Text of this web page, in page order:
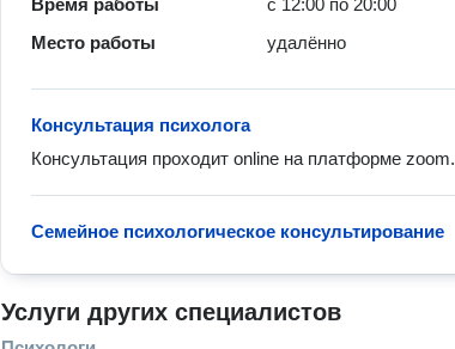
Время работы
с 12:00 по 20:00
Место работы
удалённо
Консультация психолога
Консультация проходит online на платформе zoom.
Семейное психологическое консультирование
Услуги других специалистов